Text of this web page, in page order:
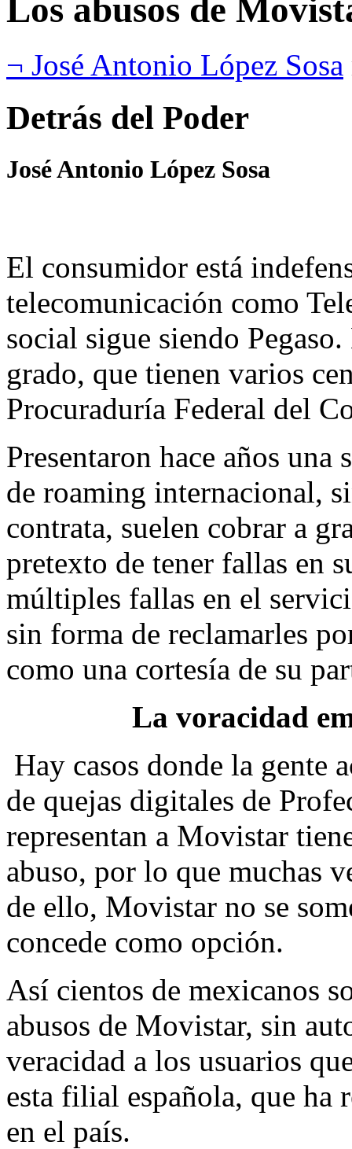
Los abusos de
¬ José Antonio López Sosa
Detrás del Poder
José Antonio López Sosa
El consumidor está
telecomunicación como
social sigue siendo
grado, que tienen varios
Procuraduría Federal del
Presentaron hace años una
de roaming internacional,
contrata, suelen cobrar a
pretexto de tener fallas en
múltiples fallas en el
sin forma de reclamarles
como una cortesía de su
La voracidad
Hay casos donde la gente
de quejas digitales de
representan a Movistar
abuso, por lo que muchas
de ello, Movistar no se
concede como opción.
Así cientos de mexicanos
abusos de Movistar, sin
veracidad a los usuarios
esta filial española, que ha
en el país.